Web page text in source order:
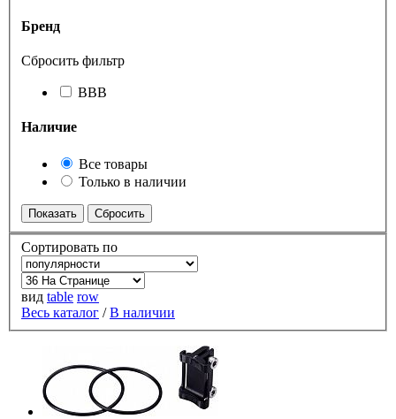
Бренд
Сбросить фильтр
BBB
Наличие
Все товары
Только в наличии
Сортировать по
вид table row
Весь каталог /В наличии